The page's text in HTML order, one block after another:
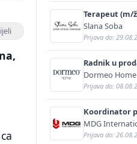
Terapeut (m/
Slana Soba
Prijava do:
Radnik u
Dormeo Home
Prijava do:
Koordinator
(operativna
ž)
MDG
Prijava do: